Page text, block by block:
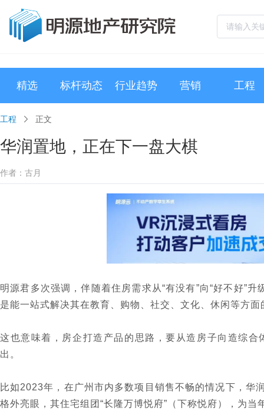
精选 标杆动态 行业趋势 营销 工程
工程 正文
华润置地，正在下一盘大棋
作者：古月
明源君多次强调，伴随着住房需求从“有没有”向“好不好”
是能一站式解决其在教育、购物、社交、文化、休闲等方
这也意味着，房企打造产品的思路，要从造房子向造综
出。
比如2023年，在广州市内多数项目销售不畅的情况下，
格外亮眼，其住宅组团“长隆万博悦府”（下称悦府），为